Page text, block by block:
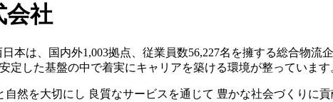
会社
本は、国内外1,003拠点、従業員数56,227名を擁する総合物
した基盤の中で着実にキャリアを築ける環境が整っています
然を大切にし 良質なサービスを通じて 豊かな社会づくりに